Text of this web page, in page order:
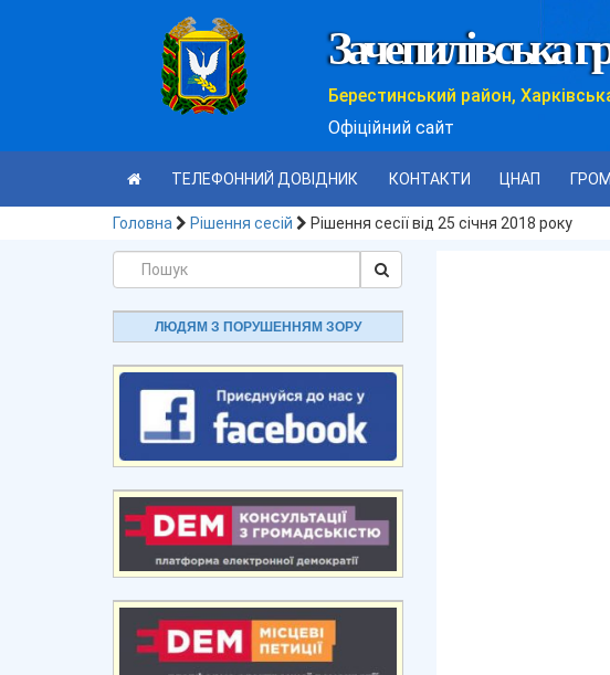
Зачепилівська
Берестинський район,
Офіційний сайт
ТЕЛЕФОННИЙ ДОВІДНИК КОНТАКТИ ЦНАП
Головна Рішення сесій Рішення сесії від 25 січня 2018 року
ЛЮДЯМ З ПОРУШЕННЯМ ЗОРУ